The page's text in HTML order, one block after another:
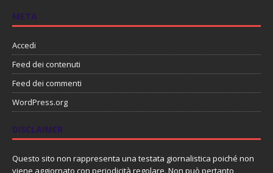
META
Accedi
Feed dei contenuti
Feed dei commenti
WordPress.org
DISCLAIMER
Questo sito non rappresenta una testata giornalistica poiché non
viene aggiornato con periodicità regolare. Non può pertanto